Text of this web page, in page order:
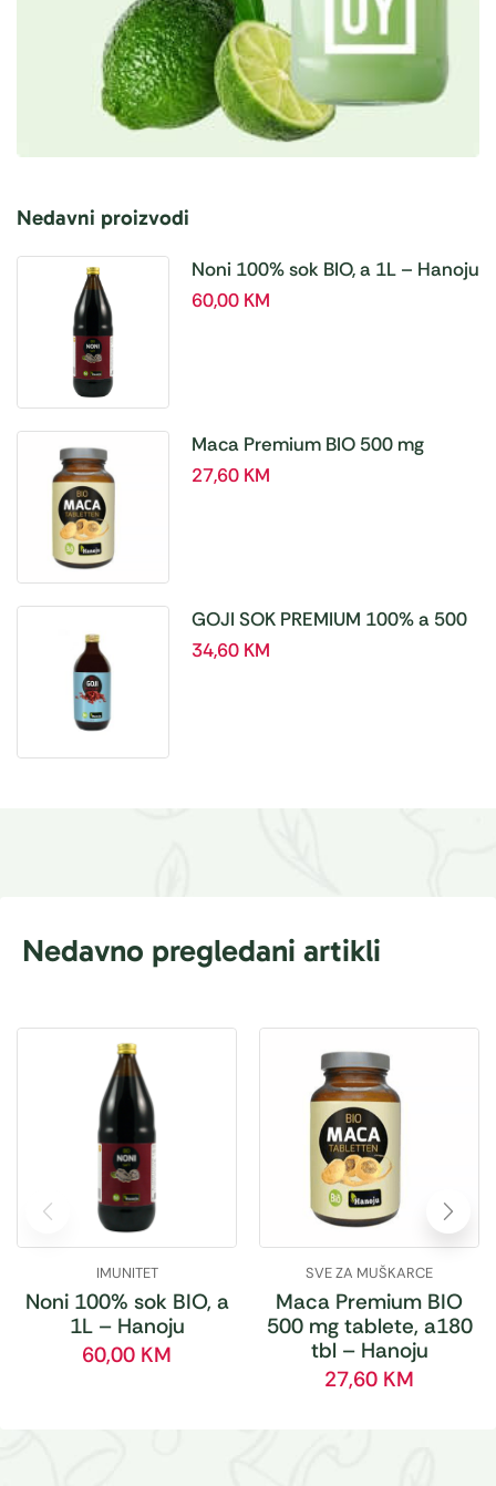
Nedavni proizvodi
Noni 100% sok BIO, a 1L – Hanoju
60,00 KM
Maca Premium BIO 500 mg
tablete, a180 tbl – Hanoju
27,60 KM
GOJI SOK PREMIUM 100% a 500
ml
34,60 KM
Nedavno pregledani artikli
IMUNITET
Noni 100% sok BIO, a
1L – Hanoju
60,00 KM
SVE ZA MUŠKARCE
Maca Premium BIO
500 mg tablete, a180
tbl – Hanoju
27,60 KM